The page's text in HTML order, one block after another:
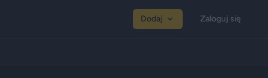
Dodaj Zaloguj się